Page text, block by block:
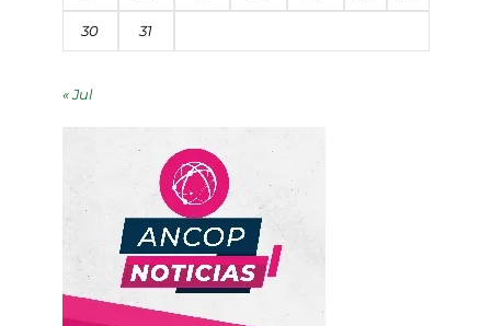
30 31
« Jul